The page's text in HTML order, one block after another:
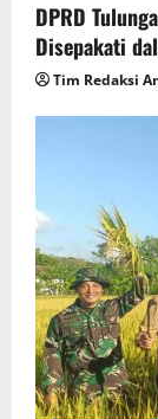
DPRD
Disepakati
Tim Redaksi